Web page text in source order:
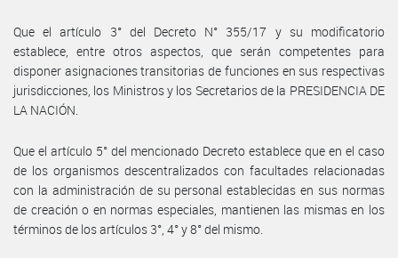
Que el artículo 3° del Decreto N° 355/17 y su modificatorio
establece, entre otros aspectos, que serán competentes para
disponer asignaciones transitorias de funciones en sus respectivas
jurisdicciones, los Ministros y los Secretarios de la PRESIDENCIA DE
LA NACIÓN.
Que el artículo 5° del mencionado Decreto establece que en el caso
de los organismos descentralizados con facultades relacionadas
con la administración de su personal establecidas en sus normas
de creación o en normas especiales, mantienen las mismas en los
términos de los artículos 3°, 4° y 8° del mismo.